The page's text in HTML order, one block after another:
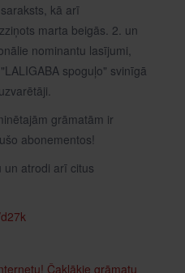
kā arī
marta beigās. 2. un
nominantu lasījumi,
spoguļo" svinīgā
grāmatām ir
abonementos!
un atrodi arī citus
Čaklākie grāmatu